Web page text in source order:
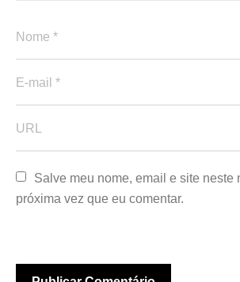
Salve meu nome, email e site neste
próxima vez que eu comentar.